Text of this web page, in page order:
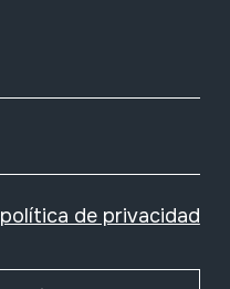
política de privacidad